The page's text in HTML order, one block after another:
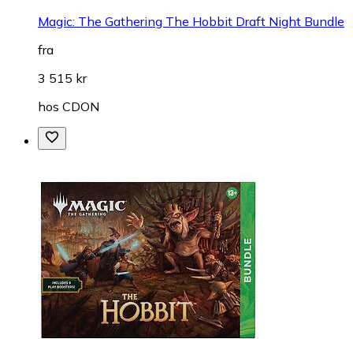
Magic: The Gathering The Hobbit Draft Night Bundle
fra
3 515 kr
hos CDON